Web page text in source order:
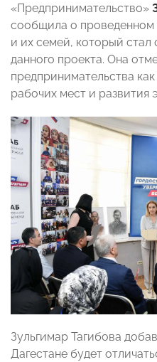
«Предпринимательство»
сообщила о проведенном
и их семей, который стал
данного проекта. Она
предпринимательства
рабочих мест и развития
Зульгимар Тагибова
Дагестане будет